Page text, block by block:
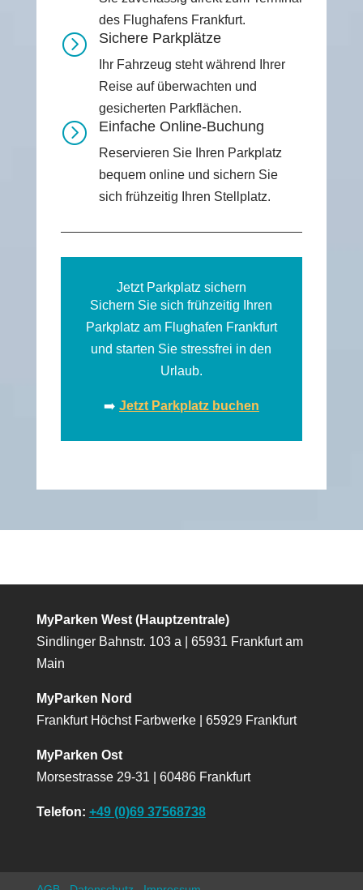
des Flughafens Frankfurt.
= Sichere Parkplätze
Ihr Fahrzeug steht während Ihrer
Reise auf überwachten und
gesicherten Parkflächen.
= Einfache Online-Buchung
Reservieren Sie Ihren Parkplatz
bequem online und sichern Sie
sich frühzeitig Ihren Stellplatz.
Jetzt Parkplatz sichern
Sichern Sie sich frühzeitig Ihren
Parkplatz am Flughafen Frankfurt
und starten Sie stressfrei in den
Urlaub.
➡️ Jetzt Parkplatz buchen
MyParken West (Hauptzentrale)
Sindlinger Bahnstr. 103 a | 65931 Frankfurt am
Main
MyParken Nord
Frankfurt Höchst Farbwerke | 65929 Frankfurt
MyParken Ost
Morsestrasse 29-31 | 60486 Frankfurt
Telefon: +49 (0)69 37568738